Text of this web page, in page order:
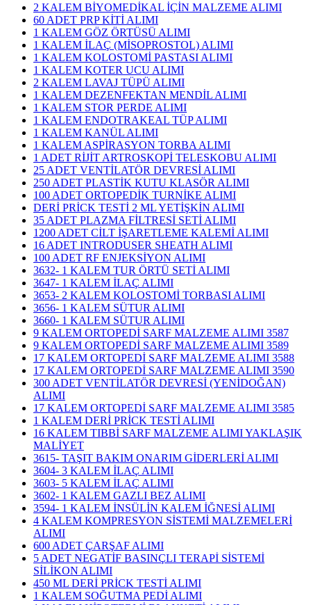
2 KALEM BİYOMEDİKAL İÇİN MALZEME ALIMI
60 ADET PRP KİTİ ALIMI
1 KALEM GÖZ ÖRTÜSÜ ALIMI
1 KALEM İLAÇ (MİSOPROSTOL) ALIMI
1 KALEM KOLOSTOMİ PASTASI ALIMI
1 KALEM KOTER UCU ALIMI
2 KALEM LAVAJ TÜPÜ ALIMI
1 KALEM DEZENFEKTAN MENDİL ALIMI
1 KALEM STOR PERDE ALIMI
1 KALEM ENDOTRAKEAL TÜP ALIMI
1 KALEM KANÜL ALIMI
1 KALEM ASPİRASYON TORBA ALIMI
1 ADET RİJİT ARTROSKOPİ TELESKOBU ALIMI
25 ADET VENTİLATÖR DEVRESİ ALIMI
250 ADET PLASTİK KUTU KLASÖR ALIMI
100 ADET ORTOPEDİK TURNİKE ALIMI
DERİ PRİCK TESTİ 2 ML YETİŞKİN ALIMI
35 ADET PLAZMA FİLTRESİ SETİ ALIMI
1200 ADET CİLT İŞARETLEME KALEMİ ALIMI
16 ADET INTRODUSER SHEATH ALIMI
100 ADET RF ENJEKSİYON ALIMI
3632- 1 KALEM TUR ÖRTÜ SETİ ALIMI
3647- 1 KALEM İLAÇ ALIMI
3653- 2 KALEM KOLOSTOMİ TORBASI ALIMI
3656- 1 KALEM SÜTUR ALIMI
3660- 1 KALEM SÜTUR ALIMI
9 KALEM ORTOPEDİ SARF MALZEME ALIMI 3587
9 KALEM ORTOPEDİ SARF MALZEME ALIMI 3589
17 KALEM ORTOPEDİ SARF MALZEME ALIMI 3588
17 KALEM ORTOPEDİ SARF MALZEME ALIMI 3590
300 ADET VENTİLATÖR DEVRESİ (YENİDOĞAN)
ALIMI
17 KALEM ORTOPEDİ SARF MALZEME ALIMI 3585
1 KALEM DERİ PRİCK TESTİ ALIMI
16 KALEM TIBBİ SARF MALZEME ALIMI YAKLAŞIK
MALİYET
3615- TAŞIT BAKIM ONARIM GİDERLERİ ALIMI
3604- 3 KALEM İLAÇ ALIMI
3603- 5 KALEM İLAÇ ALIMI
3602- 1 KALEM GAZLI BEZ ALIMI
3594- 1 KALEM İNSÜLİN KALEM İĞNESİ ALIMI
4 KALEM KOMPRESYON SİSTEMİ MALZEMELERİ
ALIMI
600 ADET ÇARŞAF ALIMI
5 ADET NEGATİF BASINÇLI TERAPİ SİSTEMİ
SİLİKON ALIMI
450 ML DERİ PRİCK TESTİ ALIMI
1 KALEM SOĞUTMA PEDİ ALIMI